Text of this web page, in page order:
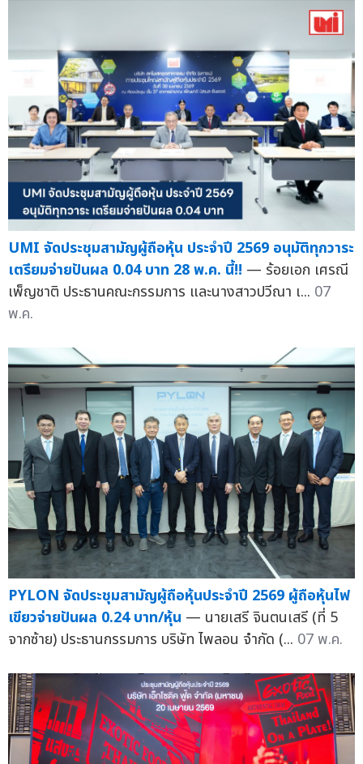
UMI จัดประชุมสามัญผู้ถือหุ้น ประจำปี 2569 อนุมัติทุกวาระ
เตรียมจ่ายปันผล 0.04 บาท 28 พ.ค. นี้!! — ร้อยเอก เศรณี
เพ็ญชาติ ประธานคณะกรรมการ และนางสาวปวีณา เ... 07
พ.ค.
PYLON จัดประชุมสามัญผู้ถือหุ้นประจำปี 2569 ผู้ถือหุ้นไฟ
เขียวจ่ายปันผล 0.24 บาท/หุ้น — นายเสรี จินตนเสรี (ที่ 5
จากซ้าย) ประธานกรรมการ บริษัท ไพลอน จำกัด (... 07 พ.ค.